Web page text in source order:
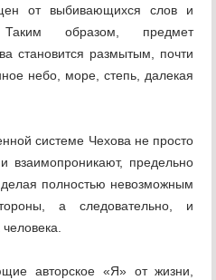
от выбивающихся слов и
образом, предмет
становится размытым, почти
небо, море, степь, далекая
системе Чехова не просто
предельно
полностью невозможным
а следовательно, и
авторское «Я» от жизни,